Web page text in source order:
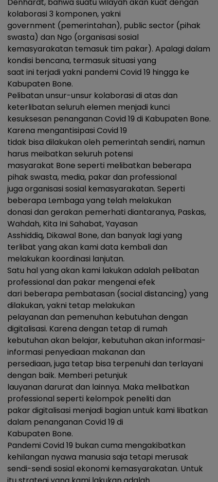
Denhardt, bahwa suatu wilayah akan kuat dengan
kolaborasi 3 komponen, yakni
government (pemerintahan), public sector (pihak
swasta) dan Ngo (organisasi sosial
kemasyarakatan temasuk tim pakar). Apalagi dalam
kondisi bencana, termasuk situasi yang
saat ini terjadi yakni pandemi Covid 19 hingga ke
Kabupaten Bone.
Pelibatan unsur-unsur kolaborasi di atas dan
keterlibatan seluruh elemen menjadi kunci
kesuksesan penanganan Covid 19 di Kabupaten Bone.
Karena mengantisipasi Covid 19
tidak bisa dilakukan oleh pemerintah sendiri, namun
harus meibatkan seluruh potensi
masyarakat Bone seperti melibatkan beberapa
pihak swasta, media, pakar dan professional
juga organisasi sosial kemasyarakatan. Seperti
beberapa Lembaga yang telah melakukan
donasi dan gerakan pemerhati diantaranya, Paskas,
Wahdah, Kita Ini Sahabat, Yayasan
Asshiddiq, Dikawal Bone, dan banyak lagi yang
terlibat yang akan kami data kembali dan
melakukan koordinasi lanjutan.
Satu hal yang akan kami lakukan adalah pelibatan
professional dan pakar mengenai efek
dari beberapa pembatasan (social distancing) yang
dilakukan, yakni tetap melakukan
pelayanan dan pemenuhan kebutuhan dengan
digitalisasi. Karena dengan tetap di rumah
kebutuhan akan belajar, kebutuhan akan informasi-
informasi penyediaan makanan dan
persediaan, juga tetap bisa terpenuhi dan terlayani
dengan baik. Memberi petunjuk
lauyanan darurat dan lainnya. Maka melibatkan
professional seperti kelompok peneliti dan
pakar digitalisasi menjadi bagian untuk kami libatkan
dalam penanganan Covid 19 di
Kabupaten Bone.
Pandemi Covid 19 bukan cuma mengakibatkan
kehilangan nyawa manusia saja tetapi merusak
sendi-sendi sosial ekonomi kemasyarakatan. Untuk